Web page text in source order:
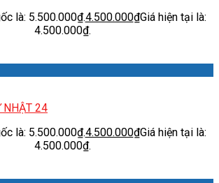
là: 5.500.000₫.4.500.000₫Giá hiện tại là:
4.500.000₫.
NHẬT 24
là: 5.500.000₫.4.500.000₫Giá hiện tại là:
4.500.000₫.